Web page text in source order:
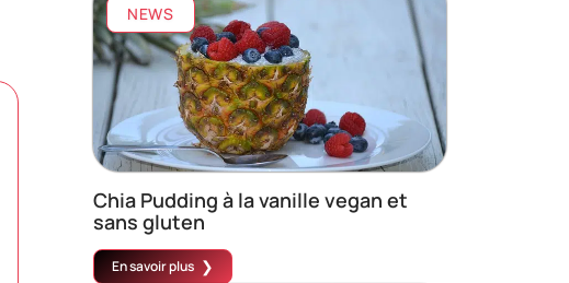
NEWS
Chia Pudding à la vanille vegan et
sans gluten
En savoir plus